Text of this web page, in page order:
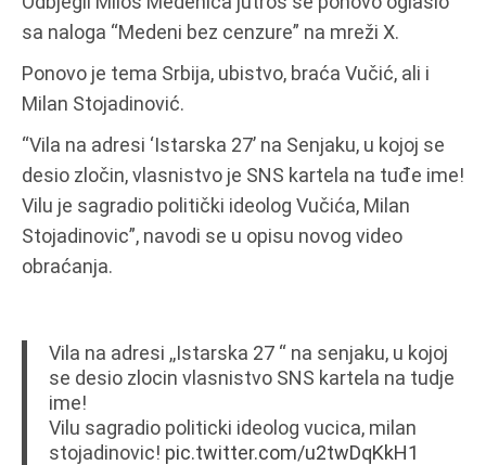
sa naloga “Medeni bez cenzure” na mreži X.
Ponovo je tema Srbija, ubistvo, braća Vučić, ali i
Milan Stojadinović.
“Vila na adresi ‘Istarska 27’ na Senjaku, u kojoj se
desio zločin, vlasnistvo je SNS kartela na tuđe ime!
Vilu je sagradio politički ideolog Vučića, Milan
Stojadinovic”, navodi se u opisu novog video
obraćanja.
Vila na adresi ,,Istarska 27 “ na senjaku, u kojoj
se desio zlocin vlasnistvo SNS kartela na tudje
ime!
Vilu sagradio politicki ideolog vucica, milan
stojadinovic! pic.twitter.com/u2twDqKkH1